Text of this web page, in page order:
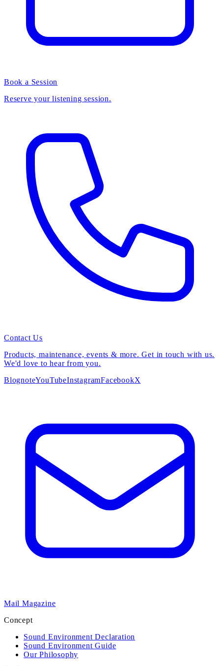
Book a Session
Reserve your listening session.
Contact Us
Products, maintenance, events & more. Get in touch with us.
We'd love to hear from you.
BlognoteYouTubeInstagramFacebookX
Mail Magazine
Concept
Sound Environment Declaration
Sound Environment Guide
Our Philosophy